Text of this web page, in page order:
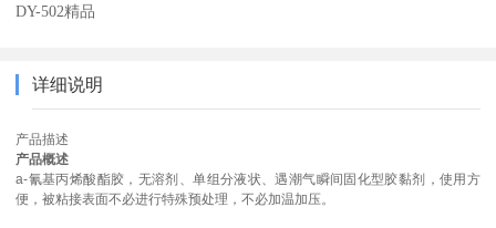
DY-502精品
详细说明
产品描述
产品概述
a-氰基丙烯酸酯胶，无溶剂、单组分液状、遇潮气瞬间固化型胶黏剂，使用方
便，被粘接表面不必进行特殊预处理，不必加温加压。